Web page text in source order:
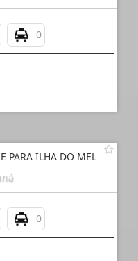
0
PARA ILHA DO MEL
0